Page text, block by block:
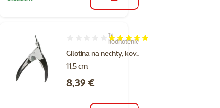
do košíka
Gilotina na nechty, kov.,
11,5 cm
Hodnotenie 100%, počet hodnotení: 1
1×
hodnotenie
Cena
8,39 €